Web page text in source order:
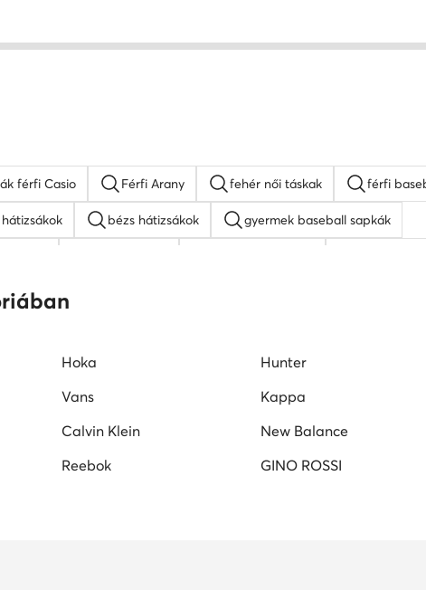
férfi Casio Férfi Arany fehér női táskak férfi
bézs hátizsákok gyermek baseball sapkák
Hoka Hunter
Vans Kappa
Calvin Klein New Balance
Reebok GINO ROSSI